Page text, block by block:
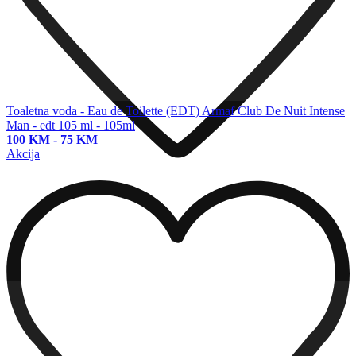
Toaletna voda - Eau de Toilette (EDT) Armaf Club De Nuit Intense
Man - edt 105 ml - 105ml
100 KM - 75 KM
Akcija